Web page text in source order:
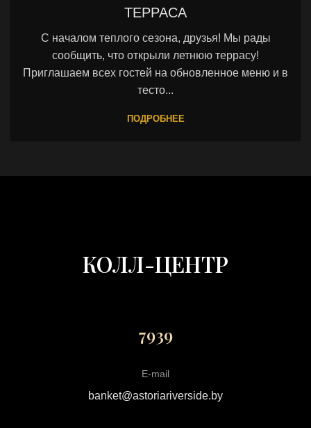
ТЕРРАСА
С началом теплого сезона, друзья! Мы рады
сообщить, что открыли летнюю террасу!
Приглашаем всех гостей на обновленное меню и в
тесто...
ПОДРОБНЕЕ
КОЛЛ-ЦЕНТР
7939
E-mail
banket@astoriariverside.by